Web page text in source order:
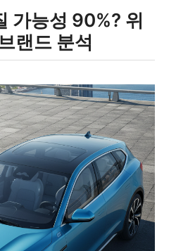
가능성 90%? 위
랜드 분석